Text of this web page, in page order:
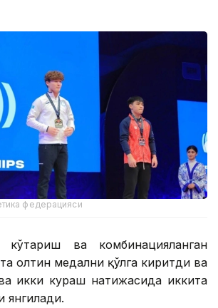
федерацияси
ва комбинацияланган
олтин медални қўлга киритди ва
икки кураш натижасида иккита
янгилади.